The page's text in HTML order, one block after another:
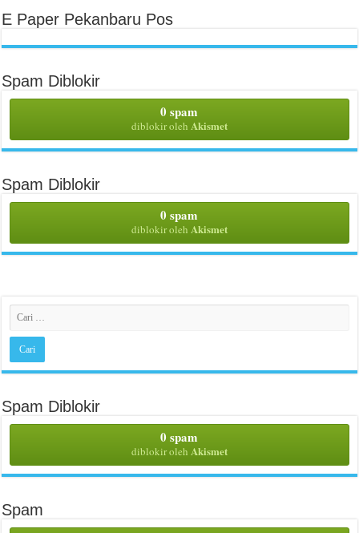
E Paper Pekanbaru Pos
Spam Diblokir
0 spam
diblokir oleh Akismet
Spam Diblokir
0 spam
diblokir oleh Akismet
Spam Diblokir
0 spam
diblokir oleh Akismet
Spam